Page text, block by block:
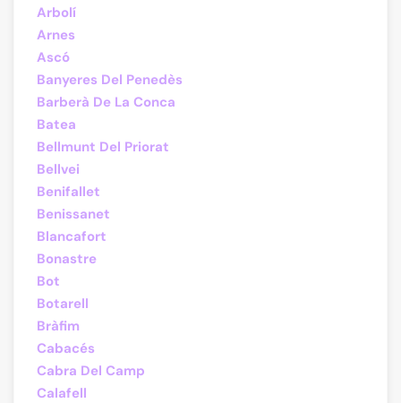
Arbolí
Arnes
Ascó
Banyeres Del Penedès
Barberà De La Conca
Batea
Bellmunt Del Priorat
Bellvei
Benifallet
Benissanet
Blancafort
Bonastre
Bot
Botarell
Bràfim
Cabacés
Cabra Del Camp
Calafell